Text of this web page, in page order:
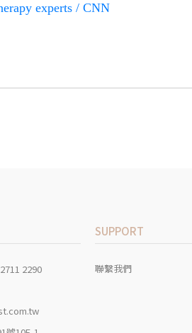
experts / CNN
2290
SUPPORT
聯繫我們